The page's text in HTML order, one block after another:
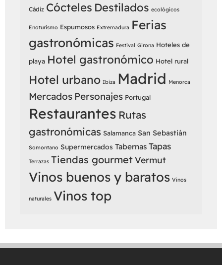
Cádiz Cócteles Destilados ecológicos
Enoturismo Espumosos Extremadura Ferias
gastronómicas Festival Girona Hoteles de
playa Hotel gastronómico Hotel rural
Hotel urbano Ibiza Madrid Menorca
Mercados Personajes Portugal
Restaurantes Rutas
gastronómicas Salamanca San Sebastián
Somontano Supermercados Tabernas Tapas
Terrazas Tiendas gourmetVermut
Vinos buenos y baratos Vinos
naturales Vinos top